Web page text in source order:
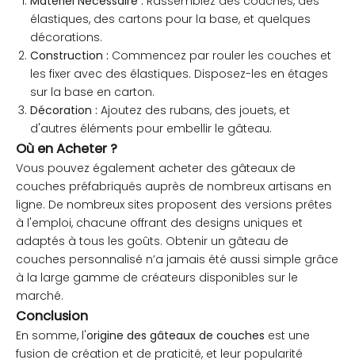
élastiques, des cartons pour la base, et quelques
décorations.
Construction : Commencez par rouler les couches et
les fixer avec des élastiques. Disposez-les en étages
sur la base en carton.
Décoration : Ajoutez des rubans, des jouets, et
d'autres éléments pour embellir le gâteau.
Où en Acheter ?
Vous pouvez également acheter des gâteaux de
couches préfabriqués auprès de nombreux artisans en
ligne. De nombreux sites proposent des versions prêtes
à l'emploi, chacune offrant des designs uniques et
adaptés à tous les goûts. Obtenir un gâteau de
couches personnalisé n’a jamais été aussi simple grâce
à la large gamme de créateurs disponibles sur le
marché.
Conclusion
En somme, l'origine des gâteaux de couches est une
fusion de création et de praticité, et leur popularité